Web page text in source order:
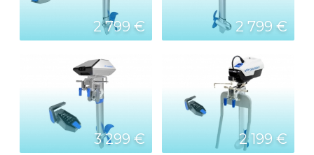
2 799 € 2 799 €
3 299 € 2 199 €